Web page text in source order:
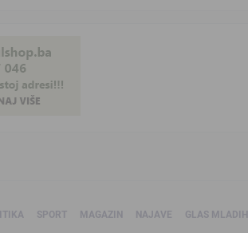
SPORT MAGAZIN NAJAVE GLAS MLADIH